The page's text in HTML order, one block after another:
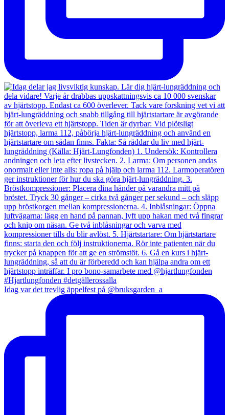
Idag var det trevlig äppelfest på @bruksgarden_a